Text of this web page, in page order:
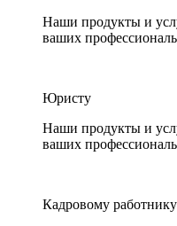
Наши продукты и
ваших
Юристу
Наши продукты и
ваших
Кадровому работнику